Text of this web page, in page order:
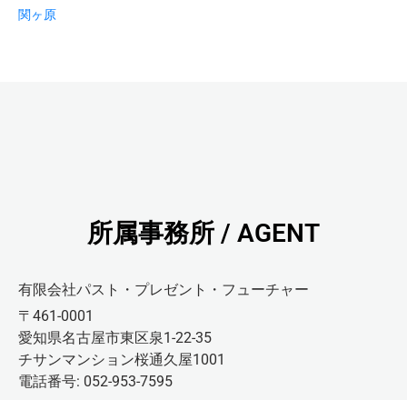
関ヶ原
所属事務所 / AGENT
有限会社パスト・プレゼント・フューチャー
〒461-0001
愛知県名古屋市東区泉1-22-35
チサンマンション桜通久屋1001
電話番号: 052-953-7595